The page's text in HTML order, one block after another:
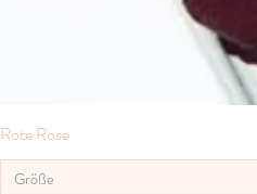
Rote Rose
Größe